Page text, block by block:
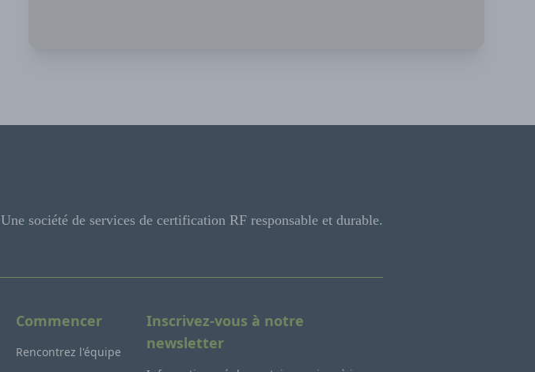
Une société de services de certification RF responsable et durable.
Commencer
Rencontrez l'équipe
Inscrivez-vous à notre
newsletter